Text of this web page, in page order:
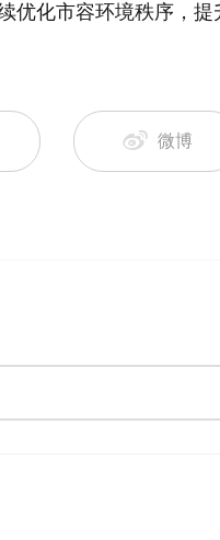
优化市容环境秩序，提
微博